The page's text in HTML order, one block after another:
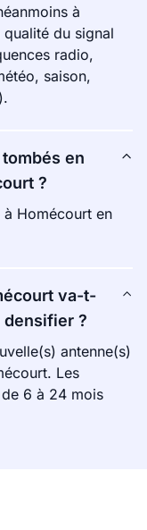
à
du signal
radio,
saison,
en
?
à Homécourt en
va-t-
densifier ?
antenne(s)
Les
6 à 24 mois